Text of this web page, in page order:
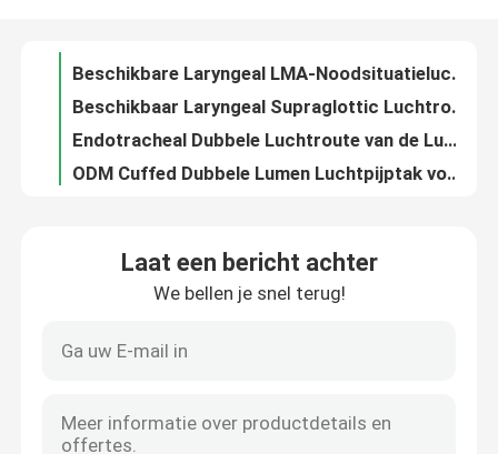
Kwaliteitscontrole
Vraag een offerte aan
Laryngeal Maskerluchtroute
ODM Cuffed Dubbele Lumen Luchtpijptak voor Tracheostomy
Transparant pvc versterkte Pediatrische Endotracheal ETT de Buis Beschikbare Oem van Cuffed
Laat een bericht achter
We bellen je snel terug!